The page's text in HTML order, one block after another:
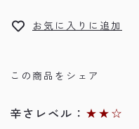
お気に入りに追加
この商品をシェア
辛さレベル： ★★☆